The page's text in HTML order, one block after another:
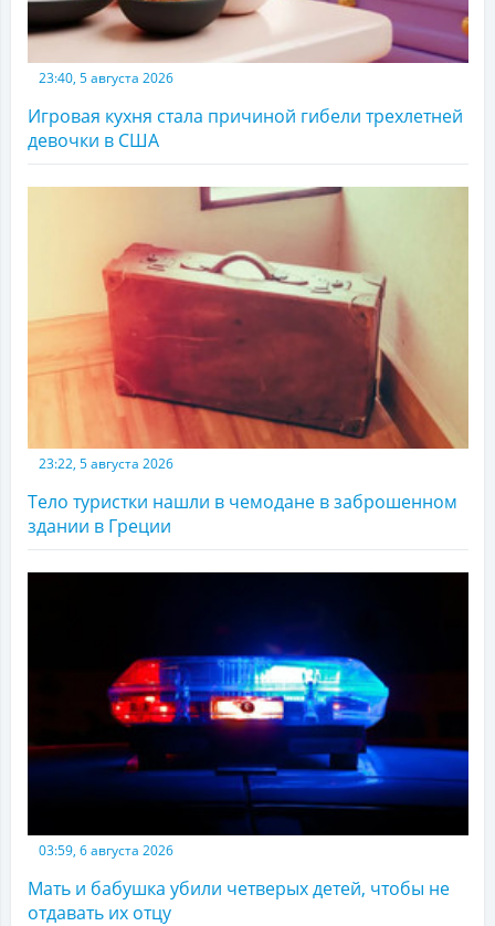
23:40, 5 августа 2026
Игровая кухня стала причиной гибели трехлетней
девочки в США
23:22, 5 августа 2026
Тело туристки нашли в чемодане в заброшенном
здании в Греции
03:59, 6 августа 2026
Мать и бабушка убили четверых детей, чтобы не
отдавать их отцу